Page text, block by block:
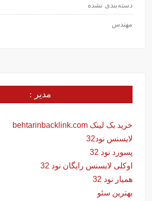
دسته‌بندی نشده
مهندس
مدیر :
خرید بک لینک behtarinbacklink.com
لایسنس نود32
پسورد نود 32
اوکلی لایسنس رایگان نود 32
همیار نود 32
بهترین سئو